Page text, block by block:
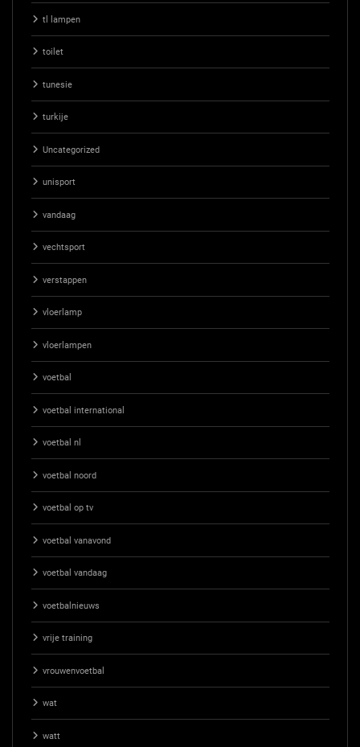
tl lampen
toilet
tunesie
turkije
Uncategorized
unisport
vandaag
vechtsport
verstappen
vloerlamp
vloerlampen
voetbal
voetbal international
voetbal nl
voetbal noord
voetbal op tv
voetbal vanavond
voetbal vandaag
voetbalnieuws
vrije training
vrouwenvoetbal
wat
watt